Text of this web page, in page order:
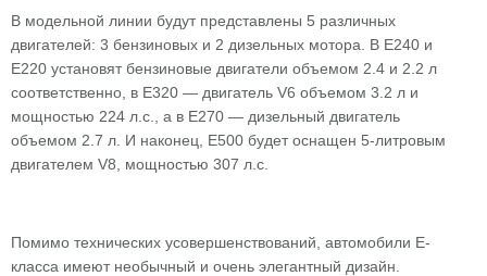
В модельной линии будут представлены 5 различных
двигателей: 3 бензиновых и 2 дизельных мотора. В Е240 и
Е220 установят бензиновые двигатели объемом 2.4 и 2.2 л
соответственно, в Е320 — двигатель V6 объемом 3.2 л и
мощностью 224 л.с., а в Е270 — дизельный двигатель
объемом 2.7 л. И наконец, Е500 будет оснащен 5-литровым
двигателем V8, мощностью 307 л.с.
Помимо технических усовершенствований, автомобили Е-
класса имеют необычный и очень элегантный дизайн.